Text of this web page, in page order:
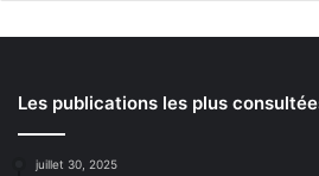
Les publications les plus
juillet 30, 2025